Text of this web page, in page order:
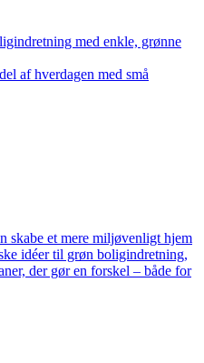
med enkle, grønne
af hverdagen med små
skabe et mere miljøvenligt hjem
idéer til grøn boligindretning,
der gør en forskel – både for